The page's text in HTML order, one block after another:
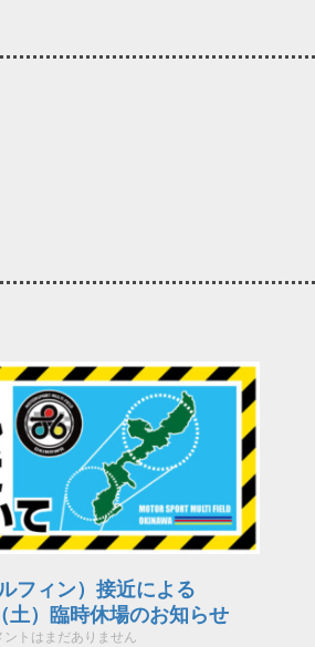
フィン）接近による
土）臨時休場のお知らせ
ントはまだありません